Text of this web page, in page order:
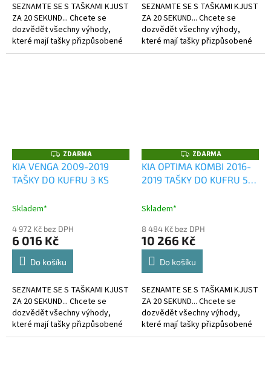
SEZNAMTE SE S TAŠKAMI KJUST
ZA 20 SEKUND... Chcete se
dozvědět všechny výhody,
které mají tašky přizpůsobené
kufru?
SEZNAMTE SE S TAŠKAMI KJUST
ZA 20 SEKUND... Chcete se
dozvědět všechny výhody,
které mají tašky přizpůsobené
kufru?
Z
D
A
R
ZDARMA
KIA VENGA 2009-2019
TAŠKY DO KUFRU 3 KS
Skladem*
4 972 Kč bez DPH
6 016 Kč
Do košíku
SEZNAMTE SE S TAŠKAMI KJUST
ZA 20 SEKUND... Chcete se
dozvědět všechny výhody,
které mají tašky přizpůsobené
kufru?
Z
D
A
R
ZDARMA
KIA OPTIMA KOMBI 2016-
2019 TAŠKY DO KUFRU 5
Skladem*
8 484 Kč bez DPH
10 266 Kč
Do košíku
SEZNAMTE SE S TAŠKAMI KJUST
ZA 20 SEKUND... Chcete se
dozvědět všechny výhody,
které mají tašky přizpůsobené
kufru?